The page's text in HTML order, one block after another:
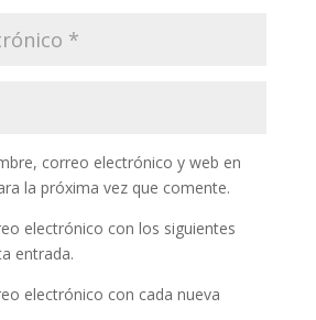
correo electrónico y web en
la próxima vez que comente.
electrónico con los siguientes
entrada.
electrónico con cada nueva